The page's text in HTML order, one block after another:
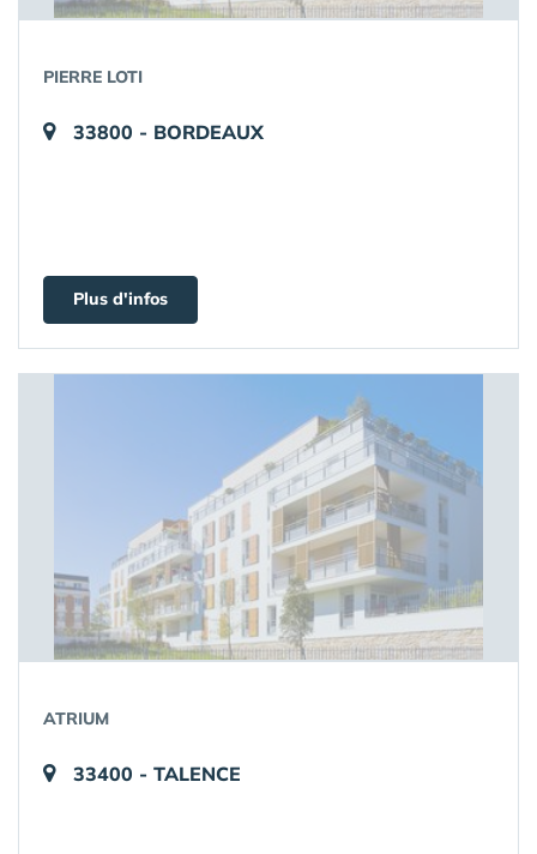
PIERRE LOTI
33800 - BORDEAUX
Plus d'infos
ATRIUM
33400 - TALENCE